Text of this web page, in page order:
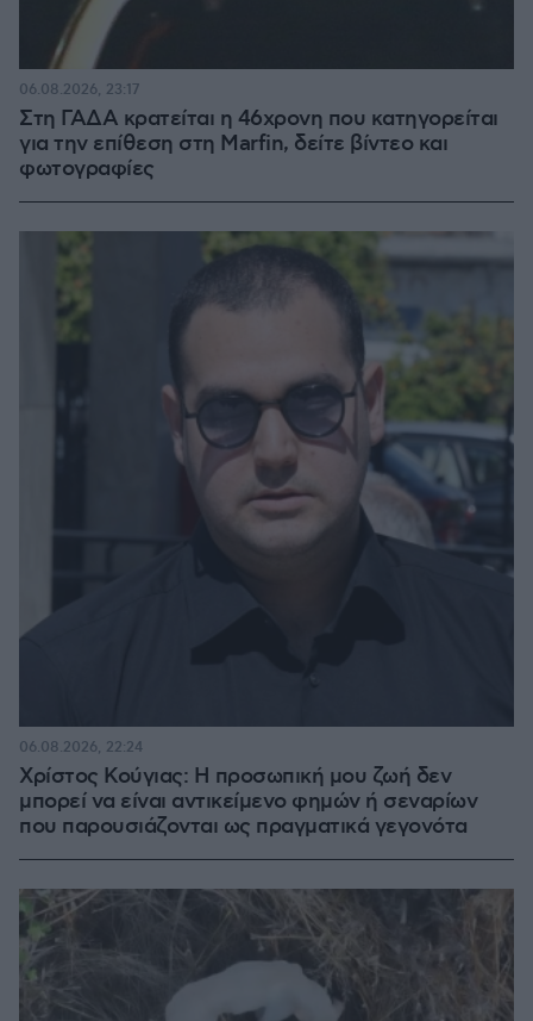
Στη ΓΑΔΑ κρατείται η 46χρονη που κατηγορείται
για την επίθεση στη Marfin, δείτε βίντεο και
φωτογραφίες
06.08.2026, 23:17
Χρίστος Κούγιας: Η προσωπική μου ζωή δεν
μπορεί να είναι αντικείμενο φημών ή σεναρίων
που παρουσιάζονται ως πραγματικά γεγονότα
06.08.2026, 22:24